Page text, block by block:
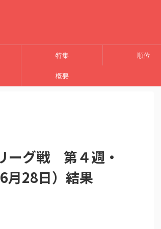
特集 順位
概要
ーグ戦 第４週・
月28日）結果